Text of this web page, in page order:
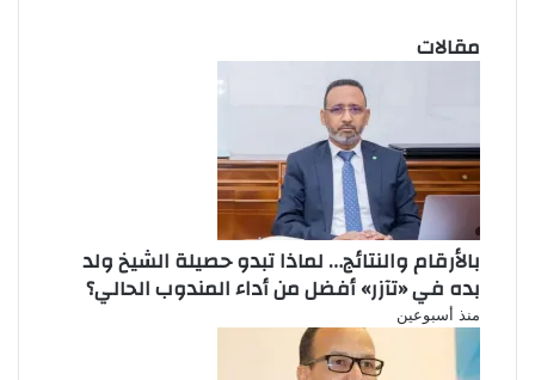
مقالات
بالأرقام والنتائج… لماذا تبدو حصيلة الشيخ ولد
بده في «تآزر» أفضل من أداء المندوب الحالي؟
منذ أسبوعين